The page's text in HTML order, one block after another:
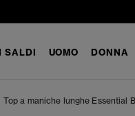
SALDI UOMO DONNA
Top a maniche lunghe Essential